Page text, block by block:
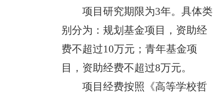
项目研究期限为3年。具体类
别分为：规划基金项目，资助经
费不超过10万元；青年基金项
目，资助经费不超过8万元。
项目经费按照《高等学校哲